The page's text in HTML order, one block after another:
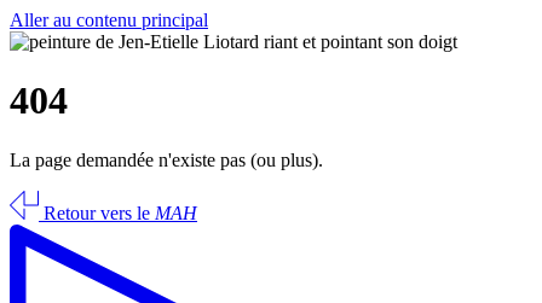
Aller au contenu principal
404
La page demandée n'existe pas (ou plus).
Retour vers le MAH